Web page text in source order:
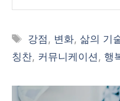
태
그
강점 , 변화,삶의 기
칭찬, 커뮤니케이션 , 행